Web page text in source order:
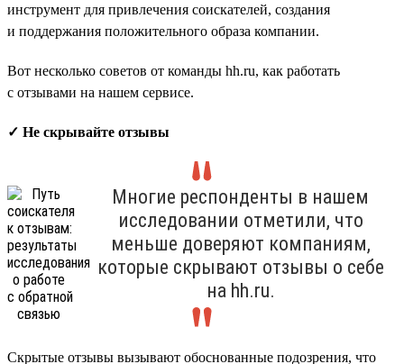
инструмент для привлечения соискателей, создания
и поддержания положительного образа компании.
Вот несколько советов от команды hh.ru, как работать
с отзывами на нашем сервисе.
✓ Не скрывайте отзывы
Многие респонденты в нашем
исследовании отметили, что
меньше доверяют компаниям,
которые скрывают отзывы о себе
на hh.ru.
Скрытые отзывы вызывают обоснованные подозрения, что